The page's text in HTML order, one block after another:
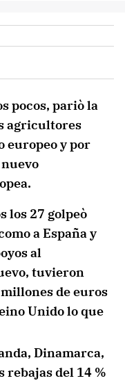
pocos, pariò la
agricultores
europeo y por
los 27 golpeò
a España y
al
tuvieron
de euros
Unido lo que
Dinamarca,
rebajas del 14 %